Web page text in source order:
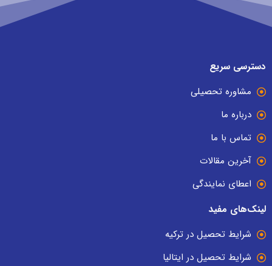
دسترسی سریع
مشاوره تحصیلی
درباره ما
تماس با ما
آخرین مقالات
اعطای نمایندگی
لینک‌های مفید
شرایط تحصیل در ترکیه
شرایط تحصیل در ایتالیا